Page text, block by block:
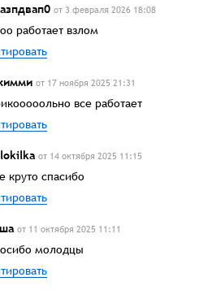
от 3 февраля 2026 18:08
работает взлом
от 17 ноября 2025 21:31
все работает
от 14 октября 2025 11:15
круто спасибо
от 11 октября 2025 11:11
молодцы